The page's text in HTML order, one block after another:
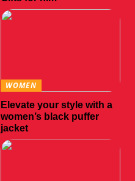
WOMEN
Elevate your style with a
women’s black puffer
jacket